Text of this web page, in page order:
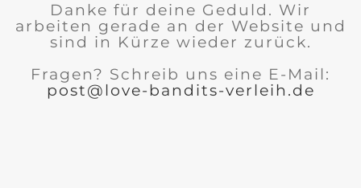
Danke für deine Geduld. Wir
arbeiten gerade an der Website und
sind in Kürze wieder zurück.
Fragen? Schreib uns eine E-Mail:
post@love-bandits-verleih.de